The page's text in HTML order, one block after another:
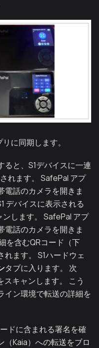
に同期します。
ると、S1デバイスに一連
れます。 SafePal アプ
電話のカメラを開きま
デバイスに表示される
ンします。 SafePal アプ
電話のカメラを開きま
を含むQRコード（下
ます。 S1ハードウェ
タブに入ります。 次
キャンします。 こう
イン環境で転送の詳細を
ドに含まれる署名を確
Kaia）への転送をブロ